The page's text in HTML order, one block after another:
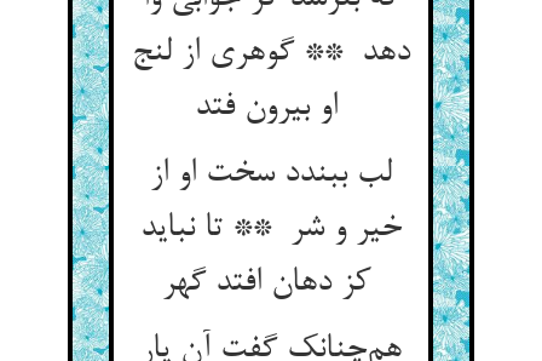
دهد ** گوهری از لنج
لب ببندد سخت او از
خیر و شر ** تا نباید
هم‌چنانک گفت آن یار